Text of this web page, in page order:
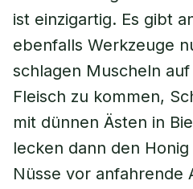
ist einzigartig. Es gibt
ebenfalls Werkzeuge
schlagen Muscheln
Fleisch zu kommen,
mit dünnen Ästen in
lecken dann den
Nüsse vor anfahrende